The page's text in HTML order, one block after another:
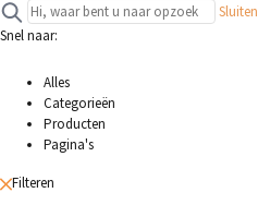
Sluiten
Snel naar:
Alles
Categorieën
Producten
Pagina's
Filteren